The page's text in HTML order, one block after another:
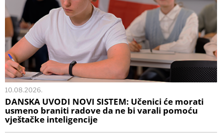
10.08.2026.
DANSKA UVODI NOVI SISTEM: Učenici će morati
usmeno braniti radove da ne bi varali pomoću
vještačke inteligencije